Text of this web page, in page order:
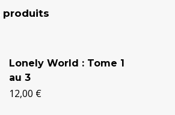
produits
Lonely World : Tome 1
au 3
12,00 €